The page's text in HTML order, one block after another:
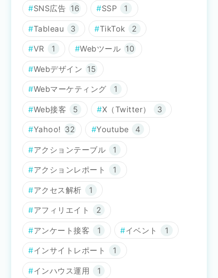
SNS広告 16 SSP 1
Tableau 3 TikTok 2
VR 1 Webツール 10
Webデザイン 15
Webマーケティング 1
Web接客 5 X（Twitter） 3
Yahoo! 32 Youtube 4
アクションテーブル 1
アクションレポート 1
アクセス解析 1
アフィリエイト 2
アンケート接客 1 イベント 1
インサイトレポート 1
インハウス運用 1